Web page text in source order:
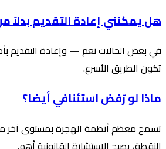
هل يمكنني إعادة التقديم بدلاً
في بعض الحالات نعم — وإعادة التقديم
تكون الطريق الأسرع.
ماذا لو رُفض استئنافي أيضاً؟
تسمح معظم أنظمة الهجرة بمستوى آخر